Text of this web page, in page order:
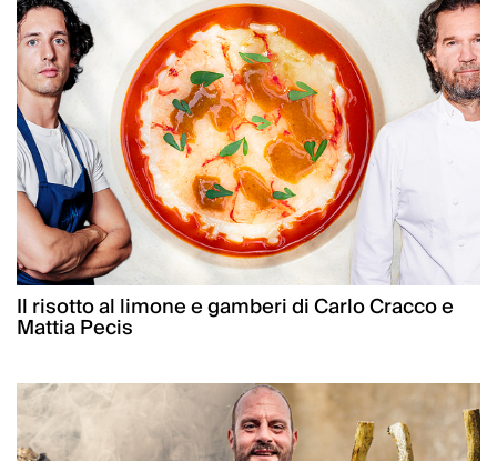
Il risotto al limone e gamberi di Carlo Cracco e
Mattia Pecis